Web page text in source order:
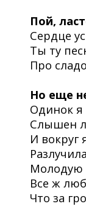
Пой,
Сердце
Ты ту
Про
Но еще
Одинок я
Слышен
И вокруг
Молодую
Все ж
Что за